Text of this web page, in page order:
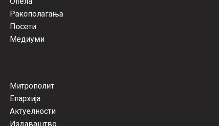
Ракополагања
Посети
Медиуми
Митрополит
Епархија
Актуелности
Издаваштво